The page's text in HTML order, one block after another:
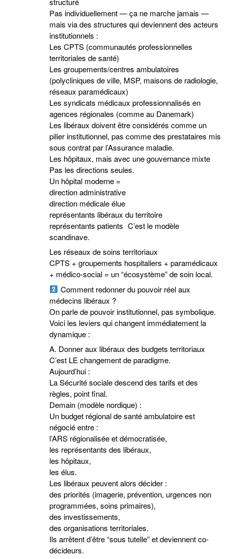
Pas individuellement — ça ne marche jamais —
mais via des structures qui deviennent des acteurs
institutionnels :
Les CPTS (communautés professionnelles
territoriales de santé)
Les groupements/centres ambulatoires
(polycliniques de ville, MSP, maisons de radiologie,
réseaux paramédicaux)
Les syndicats médicaux professionnalisés en
agences régionales (comme au Danemark)
Les libéraux doivent être considérés comme un
pilier institutionnel, pas comme des prestataires mis
sous contrat par l’Assurance maladie.
Les hôpitaux, mais avec une gouvernance mixte
Pas les directions seules.
Un hôpital moderne =
direction administrative
direction médicale élue
représentants libéraux du territoire
représentants patients C’est le modèle
scandinave.
Les réseaux de soins territoriaux
CPTS + groupements hospitaliers + paramédicaux
+ médico-social = un “écosystème” de soin local.
Comment redonner du pouvoir réel aux
médecins libéraux ?
On parle de pouvoir institutionnel, pas symbolique.
Voici les leviers qui changent immédiatement la
dynamique :
A. Donner aux libéraux des budgets territoriaux
C’est LE changement de paradigme.
Aujourd’hui :
La Sécurité sociale descend des tarifs et des
règles, point final.
Demain (modèle nordique) :
Un budget régional de santé ambulatoire est
négocié entre :
l’ARS régionalisée et démocratisée,
les représentants des libéraux,
les hôpitaux,
les élus.
Les libéraux peuvent alors décider :
des priorités (imagerie, prévention, urgences non
programmées, soins primaires),
des investissements,
des organisations territoriales.
Ils arrêtent d’être “sous tutelle” et deviennent co-
décideurs.